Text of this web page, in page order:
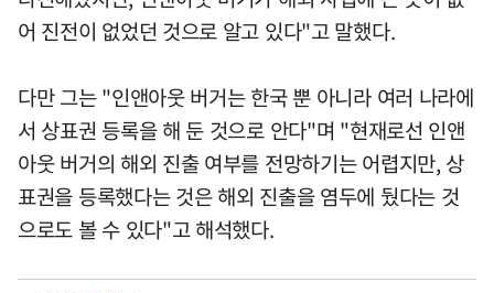
어 진전이 없었던 것으로 알고 있다"고 말했다.
다만 그는 "인앤아웃 버거는 한국 뿐 아니라 여러 나라에
서 상표권 등록을 해 둔 것으로 안다"며 "현재로선 인앤
아웃 버거의 해외 진출 여부를 전망하기는 어렵지만, 상
표권을 등록했다는 것은 해외 진출을 염두에 뒀다는 것
으로도 볼 수 있다"고 해석했다.